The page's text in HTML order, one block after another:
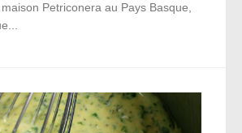
Petriconera au Pays Basque,